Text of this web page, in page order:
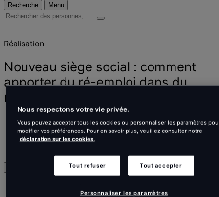
Recherche Menu
Rechercher
des
des
actualités
et
des
informations
Réalisation
Nouveau siège social : comment
apporter du ré-emploi dans du
neuf ?
Tisserin
Immobilier
Bureau
Nous respectons votre vie privée.
Vous pouvez accepter tous les cookies ou personnaliser les paramètres
modifier vos préférences. Pour en savoir plus, veuillez consulter notre
déclaration sur les cookies.
Tout refuser Tout accepter
Personnaliser les paramètres